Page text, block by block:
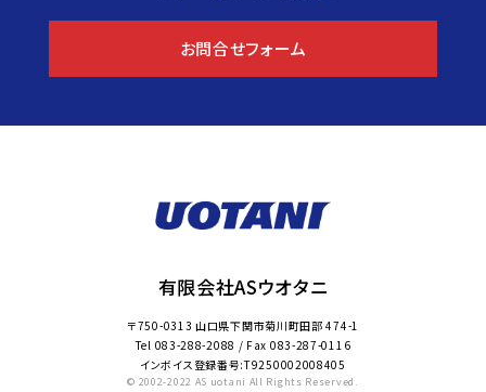
お問合せフォーム
有限会社ASウオタニ
〒750-0313 山口県下関市菊川町田部 474-1
Tel 083-288-2088 / Fax 083-287-0116
インボイス登録番号:T9250002008405
© 2002-2022 AS uotani All Rights Reserved.